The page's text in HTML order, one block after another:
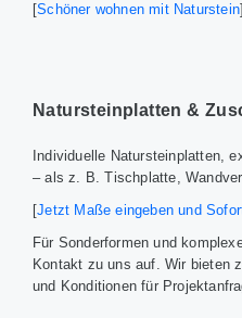
[Schöner wohnen mit Naturstein]
Natursteinplatten &
Individuelle Natursteinplatten,
– als z. B. Tischplatte,
[Jetzt Maße eingeben und
Für Sonderformen und
Kontakt zu uns auf. Wir bieten
und Konditionen für